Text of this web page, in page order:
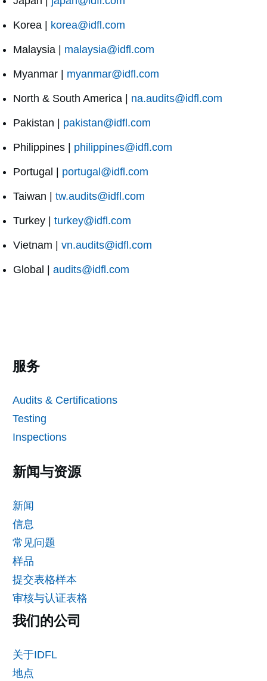
Korea | korea@idfl.com
Malaysia | malaysia@idfl.com
Myanmar | myanmar@idfl.com
North & South America | na.audits@idfl.com
Pakistan | pakistan@idfl.com
Philippines | philippines@idfl.com
Portugal | portugal@idfl.com
Taiwan | tw.audits@idfl.com
Turkey | turkey@idfl.com
Vietnam | vn.audits@idfl.com
Global | audits@idfl.com
服务
Audits & Certifications
Testing
Inspections
新闻与资源
新闻
信息
常见问题
样品
提交表格样本
审核与认证表格
我们的公司
关于IDFL
地点